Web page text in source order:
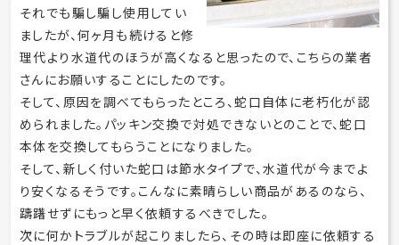
それでも騙し騙し使用してい
ましたが、何ヶ月も続けると修
理代より水道代のほうが高くなると思ったので、こちらの業者
さんにお願いすることにしたのです。
そして、原因を調べてもらったところ、蛇口自体に老朽化が認
められました。パッキン交換で対処できないとのことで、蛇口
本体を交換してもらうことになりました。
そして、新しく付いた蛇口は節水タイプで、水道代が今までよ
り安くなるそうです。こんなに素晴らしい商品があるのなら、
躊躇せずにもっと早く依頼するべきでした。
次に何かトラブルが起こりましたら、その時は即座に依頼する